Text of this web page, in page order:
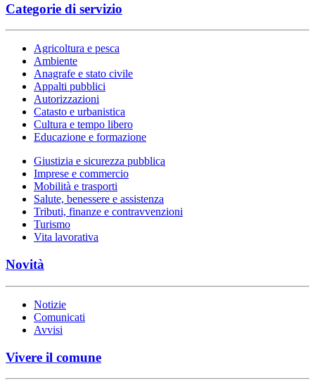
Categorie di servizio
Agricoltura e pesca
Ambiente
Anagrafe e stato civile
Appalti pubblici
Autorizzazioni
Catasto e urbanistica
Cultura e tempo libero
Educazione e formazione
Giustizia e sicurezza pubblica
Imprese e commercio
Mobilità e trasporti
Salute, benessere e assistenza
Tributi, finanze e contravvenzioni
Turismo
Vita lavorativa
Novità
Notizie
Comunicati
Avvisi
Vivere il comune